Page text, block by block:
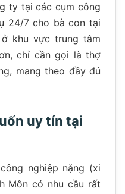
ty tại các cụm công
24/7 cho bà con tại
khu vực trung tâm
chỉ cần gọi là thợ
mang theo đầy đủ
uy tín tại
nghiệp nặng (xi
Môn có nhu cầu rất